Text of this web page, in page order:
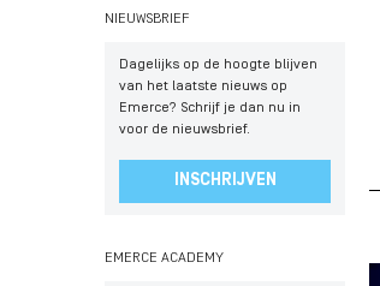
NIEUWSBRIEF
Dagelijks op de hoogte blijven
van het laatste nieuws op
Emerce? Schrijf je dan nu in
voor de nieuwsbrief.
INSCHRIJVEN
EMERCE ACADEMY